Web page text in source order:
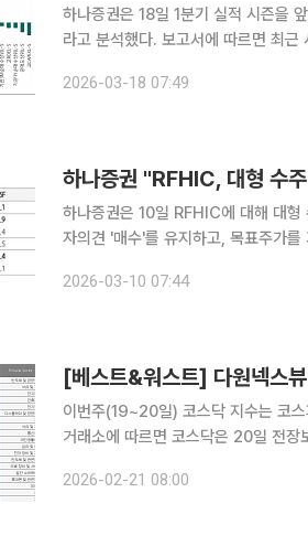
하나증권은 18일 1분기 실적 시즌을
라고 분석했다. 보고서에 따르면 최근 시장은 목표주가 상향, 실적 추정치 개선, 기관 순매수 유입 등
즌을 앞두고 반복되는 계절성으로, 올
2026-03-18 07:49
하나증권 "RFHIC, 대형 수
하나증권은 10일 RFHIC에 대해 대
자의견 '매수'를 유지하고, 목표주가
고 있고, 방산에서는 레이시온, 통신
2026-03-10 07:44
이번주(19~20일) 코스닥 지수는 코스피
거래소에 따르면 코스닥은 20일 전
도체·전기장비·통신장비 등 일부 기술
2026-02-21 08:00